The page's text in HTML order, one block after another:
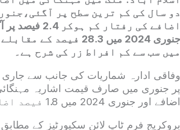
دو سال کی کم ترین سطح پر
جنوری 2024 میں 28.3
میں سب سے کم افراط زر کی شرح ہے۔
وفاقی ادارہ شماریات کی جانب سے جاری
اضافے اور جنوری 2024 میں 1.8 فیصد اضافے کے مقابلے میں کم ہے۔